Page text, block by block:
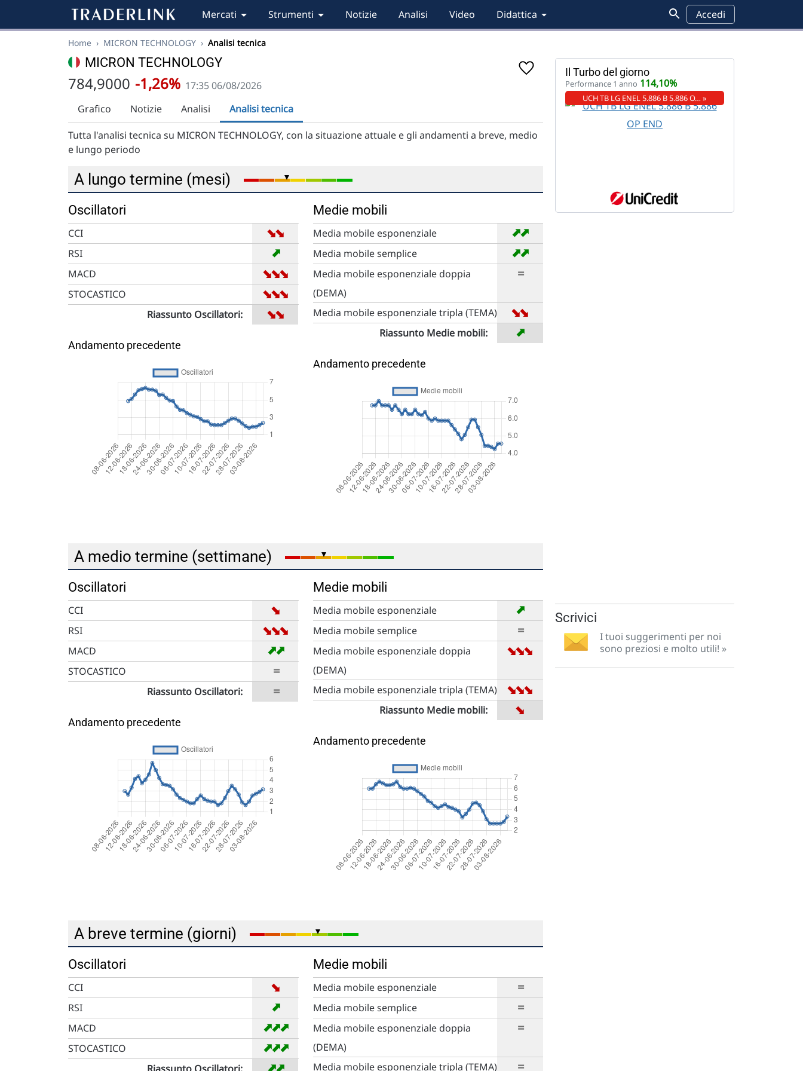
Mercati Strumenti Notizie Analisi Video Didattica Accedi
Home › MICRON TECHNOLOGY › Analisi tecnica
MICRON TECHNOLOGY
784,9000 -1,26% 17:35 06/08/2026
Grafico
Notizie Analisi
Analisi tecnica
Tutta l'analisi tecnica su MICRON TECHNOLOGY, con la situazione attuale e gli andamenti a breve, medio
e lungo periodo
A lungo termine (mesi)
Oscillatori
CCI ➡
➡
RSI ➡
MACD ➡
➡
➡
STOCASTICO ➡
➡
➡
Riassunto Oscillatori: ➡
➡
Andamento precedente
Medie mobili
Media mobile esponenziale ➡
➡
Media mobile semplice ➡
➡
Media mobile esponenziale doppia
(DEMA)
=
Media mobile esponenziale tripla (TEMA) ➡
➡
Riassunto Medie mobili: ➡
Andamento precedente
A medio termine (settimane)
Oscillatori
CCI ➡
RSI ➡
➡
➡
MACD ➡
➡
STOCASTICO =
Riassunto Oscillatori: =
Andamento precedente
Medie mobili
Media mobile esponenziale ➡
Media mobile semplice =
Media mobile esponenziale doppia
(DEMA)
➡
➡
➡
Media mobile esponenziale tripla (TEMA) ➡
➡
➡
Riassunto Medie mobili: ➡
Andamento precedente
A breve termine (giorni)
Oscillatori
CCI ➡
RSI ➡
MACD ➡
➡
➡
STOCASTICO ➡
➡
➡
Medie mobili
Media mobile esponenziale =
Media mobile semplice =
Media mobile esponenziale doppia
(DEMA)
=
Media mobile esponenziale tripla (TEMA) =
Il Turbo del giorno
Performance 1 anno 114,10%
UCH TB LG ENEL 5.886 B 5.886 O… »
Scrivici
I tuoi suggerimenti per noi
sono preziosi e molto utili! »